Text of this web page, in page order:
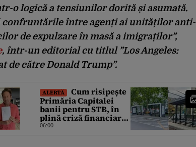
o logică a tensiunilor dorită și asumată.
confruntările între agenți ai unităților anti-
de expulzare în masă a imigraților”,
, într-un editorial cu titlul ”Los Angeles:
de către Donald Trump”.
ALERTĂ
Cum risipește
Primăria Capitalei
banii pentru STB, în
plină criză financiară
a societății de
06:00